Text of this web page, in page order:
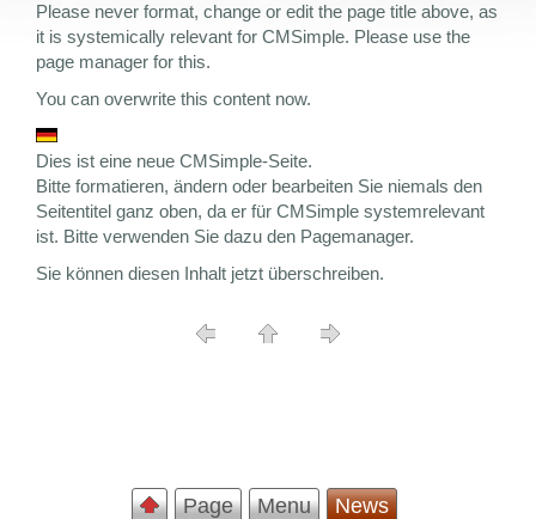
Please never format, change or edit the page title above, as
it is systemically relevant for CMSimple. Please use the
page manager for this.
You can overwrite this content now.
Dies ist eine neue CMSimple-Seite.
Bitte formatieren, ändern oder bearbeiten Sie niemals den
Seitentitel ganz oben, da er für CMSimple systemrelevant
ist. Bitte verwenden Sie dazu den Pagemanager.
Sie können diesen Inhalt jetzt überschreiben.
Page Menu News